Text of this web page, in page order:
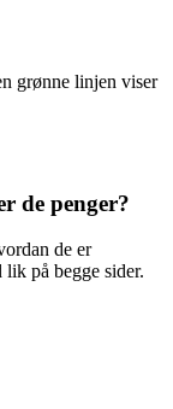
grønne linjen viser
de penger?
de er
på begge sider.